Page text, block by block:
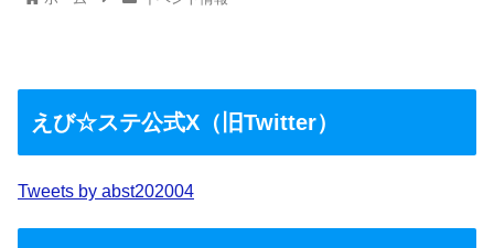
えび☆ステ公式X（旧Twitter）
Tweets by abst202004